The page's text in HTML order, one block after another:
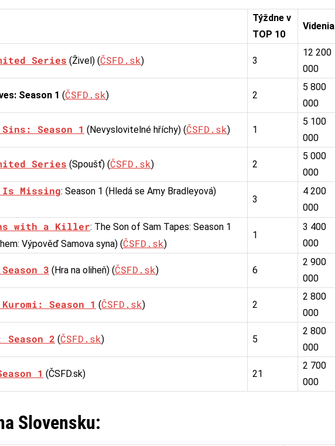
Týždne v
TOP 10
Videnia
Series (Živel) (ČSFD.sk) 3
12 200
000
Season 1 (ČSFD.sk) 2
5 800
000
Sins: Season 1 (Nevyslovitelné hříchy) (ČSFD.sk) 1
5 100
000
Series (Spoušť) (ČSFD.sk) 2
5 000
000
Is Missing: Season 1 (Hledá se Amy Bradleyová)
3
4 200
000
with a Killer: The Son of Sam Tapes: Season 1
Výpověď Samova syna) (ČSFD.sk)
1
3 400
000
3 (Hra na oliheň) (ČSFD.sk) 6
2 900
000
Season 1 (ČSFD.sk) 2
2 800
000
Season 2 (ČSFD.sk) 5
2 800
000
1 (ČSFD.sk) 21
2 700
000
Slovensku: